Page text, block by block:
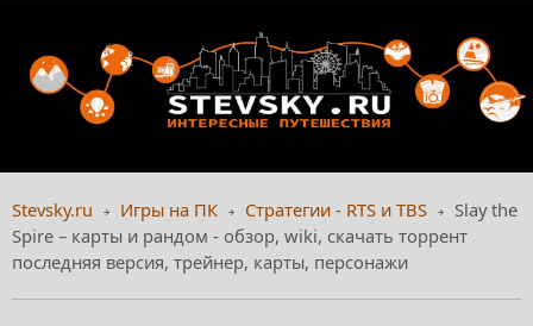
Stevsky.ru Игры на ПК Стратегии - RTS и TBS
Slay the
Spire – карты и рандом - обзор, wiki, скачать торрент
последняя версия, трейнер, карты, персонажи